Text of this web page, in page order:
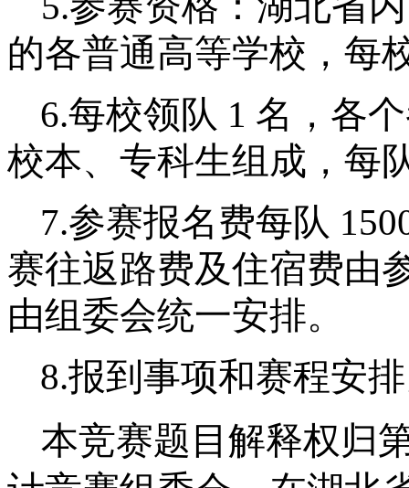
的各普通高等学校，每
6.每校领队 1 名，各
校本、专科生组成，每
7.参赛报名费每队
赛往返路费及住宿费由
由组委会统一安排。
8.报到事项和赛程安
本竞赛题目解释权归